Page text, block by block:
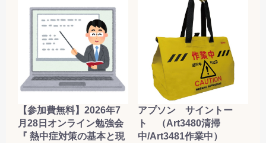
【参加費無料】2026年7
月28日オンライン勉強会
『 熱中症対策の基本と現
アプソン サイントー
ト （Art3480清掃
中/Art3481作業中）